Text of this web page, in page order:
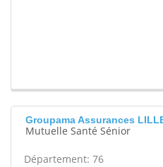
Groupama Assurances
Mutuelle Santé Sénior
Département: 76